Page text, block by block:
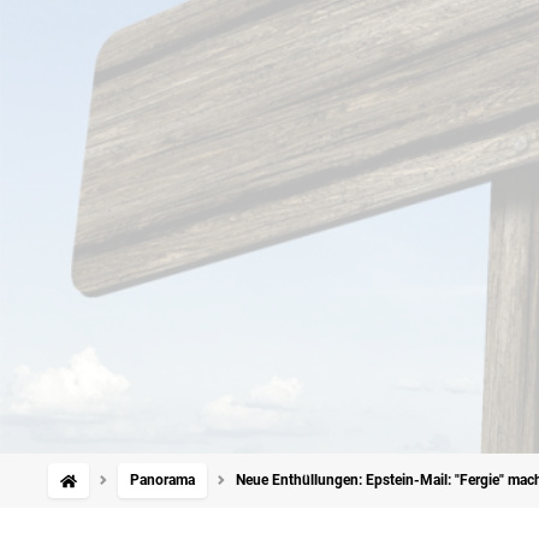
Panorama Neue Enthüllungen: Epstein-Mail: "Fergie"